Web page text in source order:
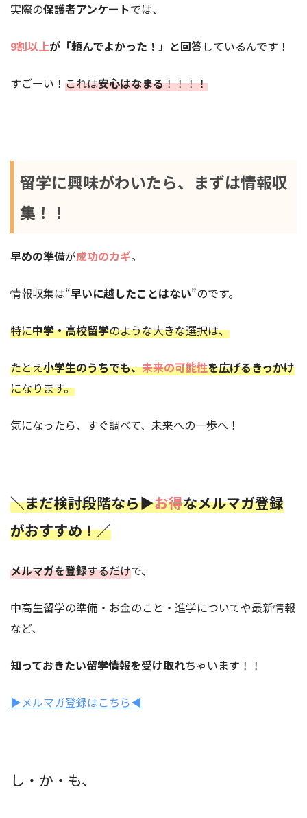
実際の保護者アンケートでは、
9割以上が「頼んでよかった！」と回答しているんです！
すごーい！ これは安心はなまる！！！！
留学に興味がわいたら、まずは情報収
集！！
早めの準備が成功のカギ。
情報収集は“早いに越したことはない”のです。
特に中学・高校留学のような大きな選択は、
たとえ小学生のうちでも、未来の可能性を広げるきっかけ
になります。
気になったら、すぐ調べて、未来への一歩へ！
＼まだ検討段階なら▶︎お得なメルマガ登録
がおすすめ！／
メルマガを登録するだけで、
中高生留学の準備・お金のこと・進学についてや最新情報
など、
知っておきたい留学情報を受け取れちゃいます！！
▶︎メルマガ登録はこちら◀︎
し・か・も、